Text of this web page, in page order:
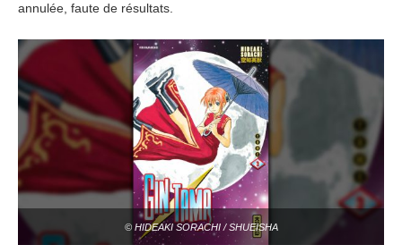
annulée, faute de résultats.
© HIDEAKI SORACHI / SHUEISHA